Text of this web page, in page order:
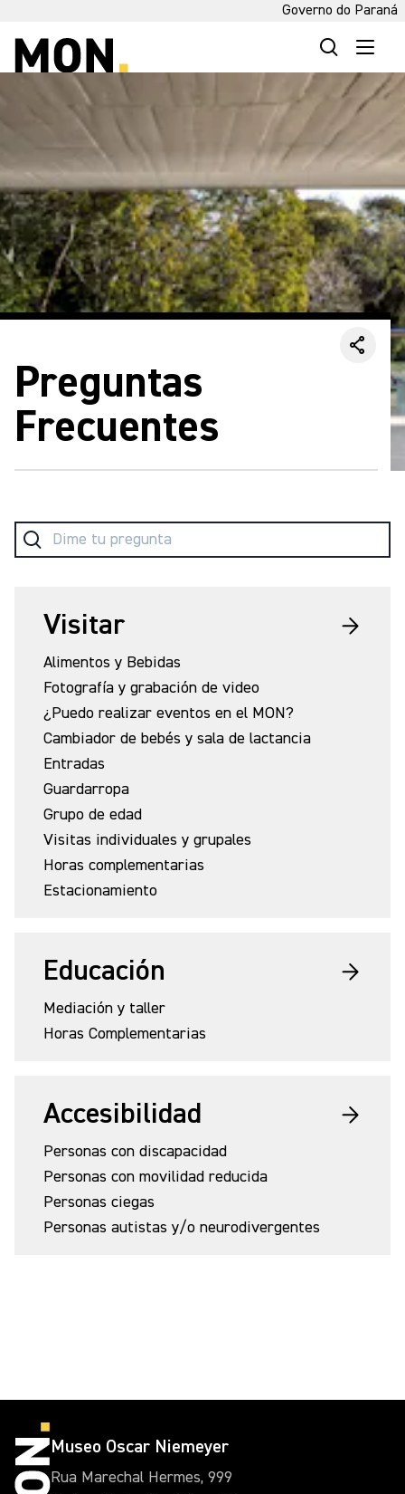
Governo do Paraná
Preguntas
Frecuentes
Visitar
Alimentos y Bebidas
Fotografía y grabación de video
¿Puedo realizar eventos en el MON?
Cambiador de bebés y sala de lactancia
Entradas
Guardarropa
Grupo de edad
Visitas individuales y grupales
Horas complementarias
Estacionamiento
Educación
Mediación y taller
Horas Complementarias
Accesibilidad
Personas con discapacidad
Personas con movilidad reducida
Personas ciegas
Personas autistas y/o neurodivergentes
Museo Oscar Niemeyer
Rua Marechal Hermes, 999